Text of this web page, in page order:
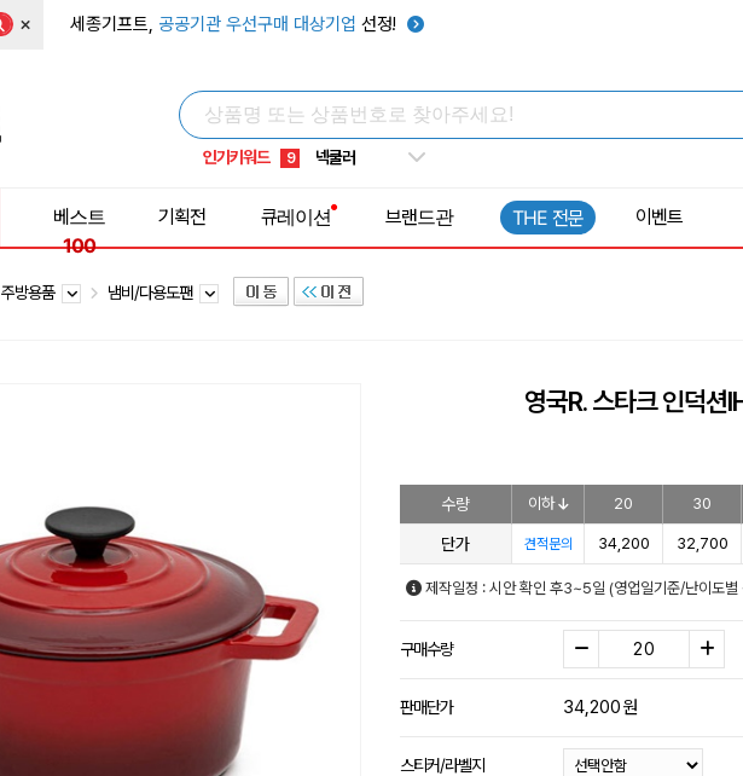
× 세종기프트, 공공기관 우선구매 대상기업 선정!
인기키워드
5 키캡
8 쿨토시
9 넥쿨러
1 선풍기
베스트
100
기획전 큐레이션 브랜드관 THE 전문 이벤트
주방용품 냄비/다용도팬
영국R. 스타크 인덕
수량 이하 20 30
단가 견적문의 34,200 32,700
제작일정 : 시안 확인 후3~5일 (영업일기준/난이도별
구매수량
판매단가 34,200원
스티커/라벨지